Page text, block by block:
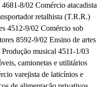
8/02 Comércio atacadista
retalhista (T.R.R.)
4512-9/02 Comércio sob
8592-9/02 Ensino de artes
musical 4511-1/03
camionetas e utilitários
varejista de laticínios e